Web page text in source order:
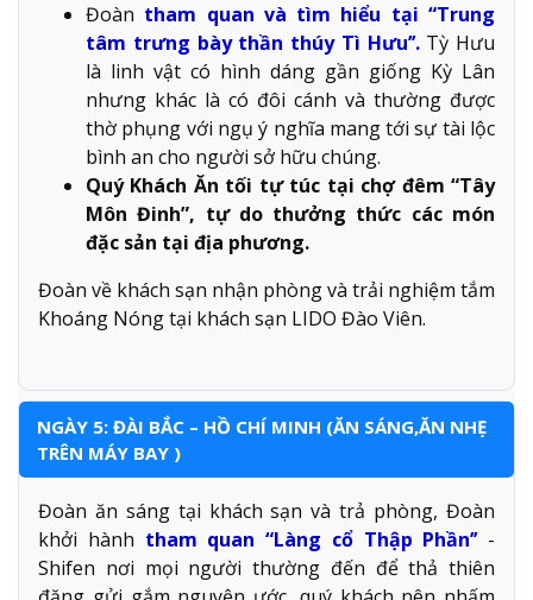
Đoàn tham quan và tìm hiểu tại “Trung
tâm trưng bày thần thúy Tì Hưu’’.Tỳ Hưu
là linh vật có hình dáng gần giống Kỳ Lân
nhưng khác là có đôi cánh và thường được
thờ phụng với ngụ ý nghĩa mang tới sự tài lộc
bình an cho người sở hữu chúng.
Quý Khách Ăn tối tự túc tại chợ đêm “Tây
Môn Đinh”, tự do thưởng thức các món
đặc sản tại địa phương.
Đoàn về khách sạn nhận phòng và trải nghiệm tắm
Khoáng Nóng tại khách sạn LIDO Đào Viên.
NGÀY 5: ĐÀI BẮC – HỒ CHÍ MINH (ĂN SÁNG,ĂN NHẸ
TRÊN MÁY BAY )
Đoàn ăn sáng tại khách sạn và trả phòng, Đoàn
khởi hành tham quan “Làng cổ Thập Phần’’-
Shifen nơi mọi người thường đến để thả thiên